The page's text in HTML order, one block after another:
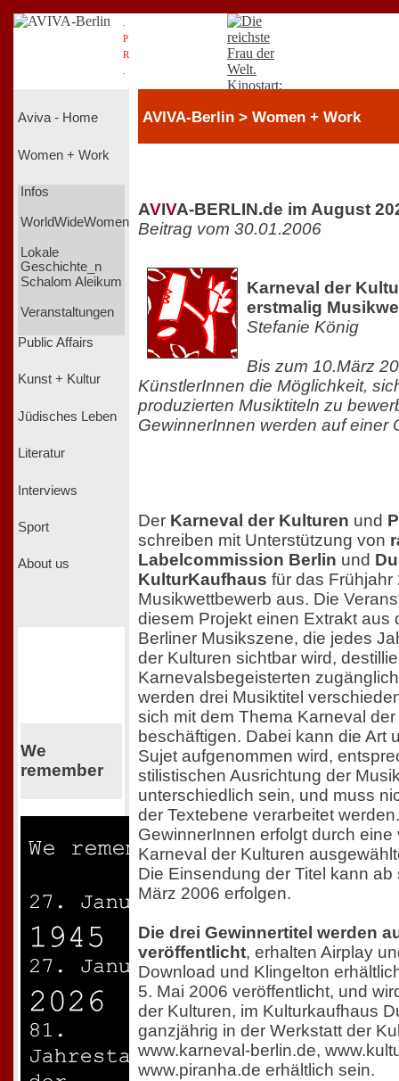
P
R
Aviva - Home
Women + Work
Infos
WorldWideWomen
Lokale
Geschichte_n
Schalom Aleikum
Veranstaltungen
Public Affairs
Kunst + Kultur
Jüdisches Leben
Literatur
Interviews
Sport
About us
We
remember
AVIVA-Berlin > Women + Work
AVIVA-BERLIN.de im August
Beitrag vom 30.01.2006
Karneval der
erstmalig
Stefanie König
Bis zum 10.März
KünstlerInnen die Möglichkeit,
produzierten Musiktiteln zu
GewinnerInnen werden auf einer
Der Karneval der Kulturen und
schreiben mit Unterstützung von
Labelcommission Berlin und
KulturKaufhaus für das Frühjahr
Musikwettbewerb aus. Die
diesem Projekt einen Extrakt aus
Berliner Musikszene, die jedes
der Kulturen sichtbar wird,
Karnevalsbegeisterten
werden drei Musiktitel
sich mit dem Thema Karneval
beschäftigen. Dabei kann die Art
Sujet aufgenommen wird,
stilistischen Ausrichtung der
unterschiedlich sein, und muss
der Textebene verarbeitet
GewinnerInnen erfolgt durch
Karneval der Kulturen
Die Einsendung der Titel kann ab
März 2006 erfolgen.
Die drei Gewinnertitel werden
veröffentlicht, erhalten Airplay
Download und Klingelton
5. Mai 2006 veröffentlicht, und
der Kulturen, im Kulturkaufhaus
ganzjährig in der Werkstatt der
www.karneval-berlin.de,
www.piranha.de erhältlich sein.